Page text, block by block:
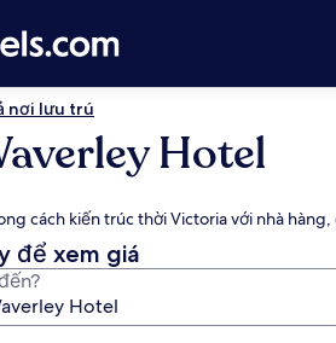
nơi lưu trú
Hotel
cách kiến trúc thời Victoria với nhà hàng,
để xem giá